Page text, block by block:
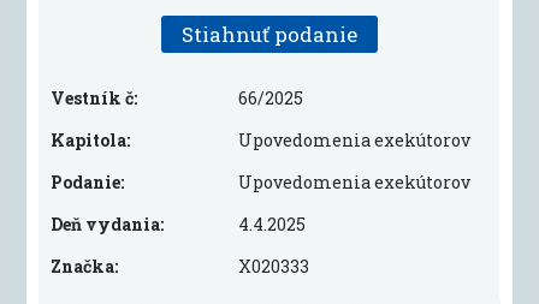
Stiahnuť podanie
Vestník č:
66/2025
Kapitola:
Upovedomenia exekútorov
Podanie:
Upovedomenia exekútorov
Deň vydania:
4.4.2025
Značka:
X020333